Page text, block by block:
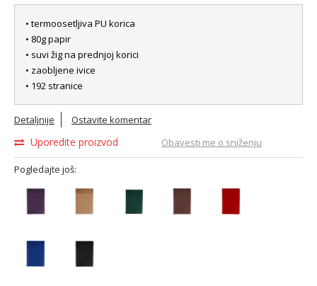
• termoosetljiva PU korica
• 80g papir
• suvi žig na prednjoj korici
• zaobljene ivice
• 192 stranice
Detaljnije Ostavite komentar
Uporedite proizvod Obavesti me o sniženju
Pogledajte još: